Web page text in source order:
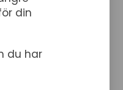
din
du har